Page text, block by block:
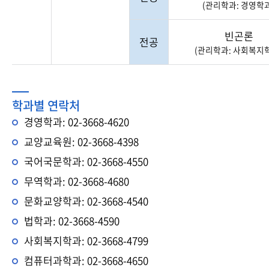
(관리학과: 경영학
전공 빈곤론
(관리학과: 사회복지
학과별 연락처
경영학과: 02-3668-4620
교양교육원: 02-3668-4398
국어국문학과: 02-3668-4550
무역학과: 02-3668-4680
문화교양학과: 02-3668-4540
법학과: 02-3668-4590
사회복지학과: 02-3668-4799
컴퓨터과학과: 02-3668-4650